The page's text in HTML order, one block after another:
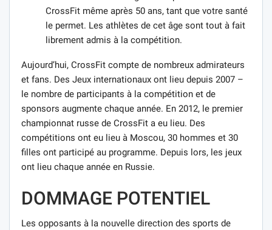
CrossFit même après 50 ans, tant que votre santé
le permet. Les athlètes de cet âge sont tout à fait
librement admis à la compétition.
Aujourd’hui, CrossFit compte de nombreux admirateurs
et fans. Des Jeux internationaux ont lieu depuis 2007 –
le nombre de participants à la compétition et de
sponsors augmente chaque année. En 2012, le premier
championnat russe de CrossFit a eu lieu. Des
compétitions ont eu lieu à Moscou, 30 hommes et 30
filles ont participé au programme. Depuis lors, les jeux
ont lieu chaque année en Russie.
DOMMAGE POTENTIEL
Les opposants à la nouvelle direction des sports de